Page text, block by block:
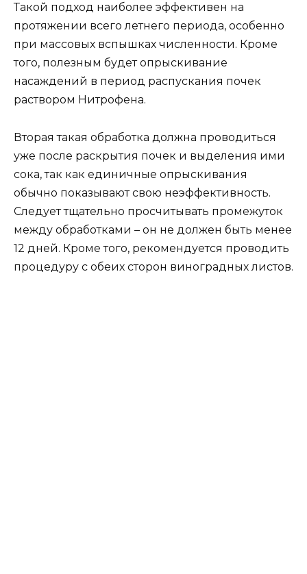
Такой подход наиболее эффективен на
протяжении всего летнего периода, особенно
при массовых вспышках численности. Кроме
того, полезным будет опрыскивание
насаждений в период распускания почек
раствором Нитрофена.
Вторая такая обработка должна проводиться
уже после раскрытия почек и выделения ими
сока, так как единичные опрыскивания
обычно показывают свою неэффективность.
Следует тщательно просчитывать промежуток
между обработками – он не должен быть менее
12 дней. Кроме того, рекомендуется проводить
процедуру с обеих сторон виноградных листов.